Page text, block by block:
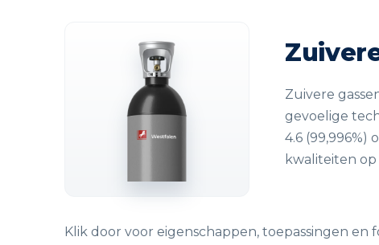
Zuivere
gevoelige
4.6 (99,996%)
kwaliteiten
Klik door voor eigenschappen, toepassingen